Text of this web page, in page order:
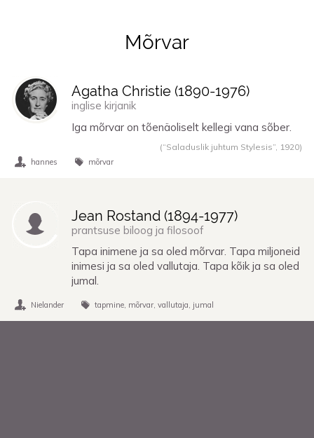
Tsitaadid teemalmõrvar
Mõrvar
Agatha Christie (1890-1976)
inglise kirjanik
Iga mõrvar on tõenäoliselt kellegi vana sõber.
(“Saladuslik juhtum Stylesis”, 1920)
hannes mõrvar
Jean Rostand (1894-1977)
prantsuse biloog ja filosoof
Tapa inimene ja sa oled mõrvar. Tapa miljoneid
inimesi ja sa oled vallutaja. Tapa kõik ja sa oled
jumal.
Nielander tapmine mõrvar vallutaja jumal